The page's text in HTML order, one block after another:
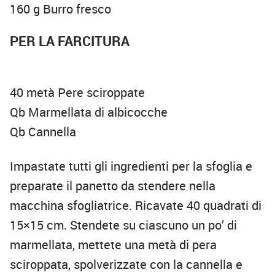
160 g Burro fresco
PER LA FARCITURA
40 metà Pere sciroppate
Qb Marmellata di albicocche
Qb Cannella
Impastate tutti gli ingredienti per la sfoglia e
preparate il panetto da stendere nella
macchina sfogliatrice. Ricavate 40 quadrati di
15×15 cm. Stendete su ciascuno un po’ di
marmellata, mettete una metà di pera
sciroppata, spolverizzate con la cannella e